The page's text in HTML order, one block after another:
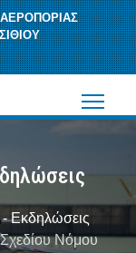
Εκδηλώσεις
Νόμου